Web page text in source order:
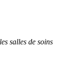
salles de soins